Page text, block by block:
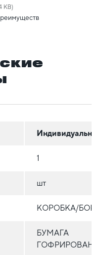
KB)
1
шт
КОРОБКА/
БУМАГА